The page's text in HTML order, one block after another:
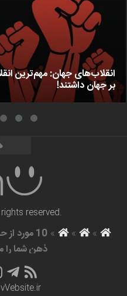
انقلاب‌های جهان: مهم‌ترین
بر جهان داشتند!
reserved.
»
»
»
10 مورد
ذهن شما
vVebsite.ir